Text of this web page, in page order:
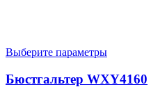
Выберите параметры
Бюстгальтер WXY4160